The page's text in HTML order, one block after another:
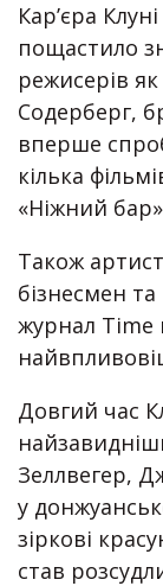
Кар’єра
пощастило
режисерів
Содерберг,
вперше
кілька
«Ніжний
Також
бізнесмен
журнал Time
Довгий час
Зеллвегер,
у
зіркові
став